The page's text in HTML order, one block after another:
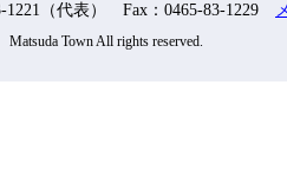
1221（代表） Fax：0465-83-1229
Matsuda Town All rights reserved.